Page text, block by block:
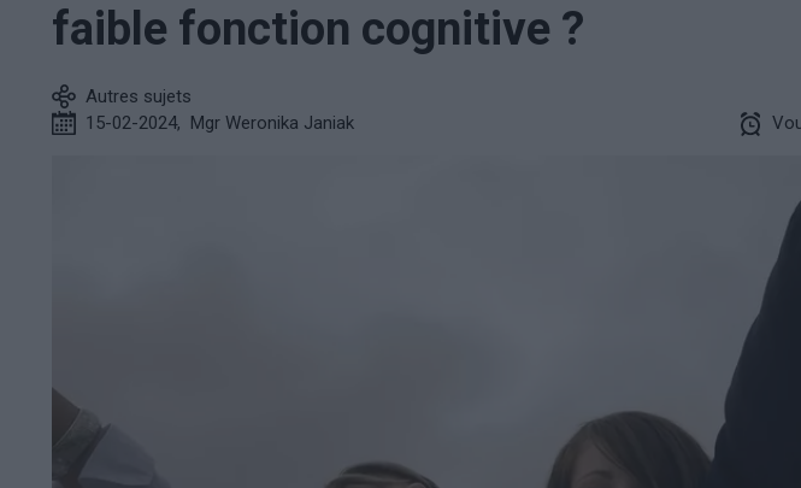
faible fonction cognitive ?
Autres sujets
15-02-2024, Mgr Weronika Janiak